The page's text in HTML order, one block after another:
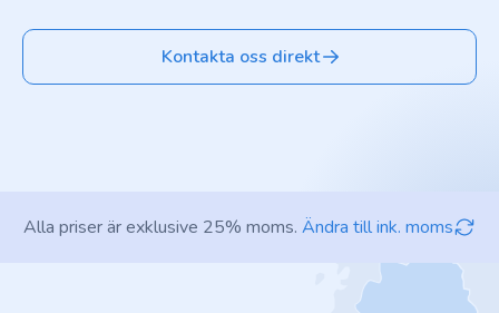
Kontakta oss direkt
Alla priser är exklusive 25% moms. Ändra till ink. moms